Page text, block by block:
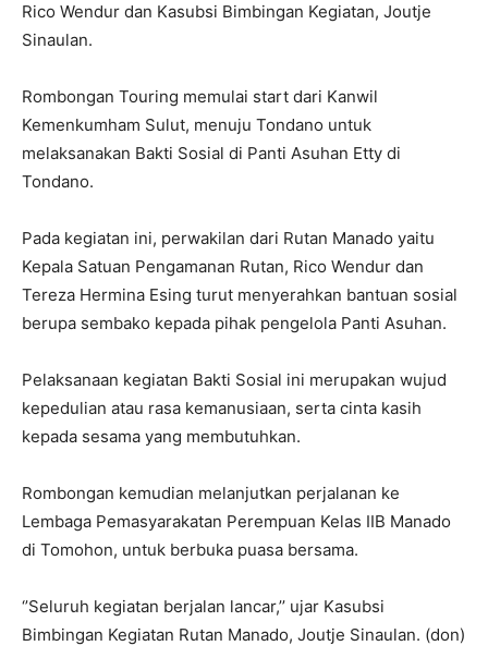
Rico Wendur dan Kasubsi Bimbingan Kegiatan, Joutje
Sinaulan.
Rombongan Touring memulai start dari Kanwil
Kemenkumham Sulut, menuju Tondano untuk
melaksanakan Bakti Sosial di Panti Asuhan Etty di
Tondano.
Pada kegiatan ini, perwakilan dari Rutan Manado yaitu
Kepala Satuan Pengamanan Rutan, Rico Wendur dan
Tereza Hermina Esing turut menyerahkan bantuan sosial
berupa sembako kepada pihak pengelola Panti Asuhan.
Pelaksanaan kegiatan Bakti Sosial ini merupakan wujud
kepedulian atau rasa kemanusiaan, serta cinta kasih
kepada sesama yang membutuhkan.
Rombongan kemudian melanjutkan perjalanan ke
Lembaga Pemasyarakatan Perempuan Kelas IIB Manado
di Tomohon, untuk berbuka puasa bersama.
‘’Seluruh kegiatan berjalan lancar,’’ ujar Kasubsi
Bimbingan Kegiatan Rutan Manado, Joutje Sinaulan. (don)